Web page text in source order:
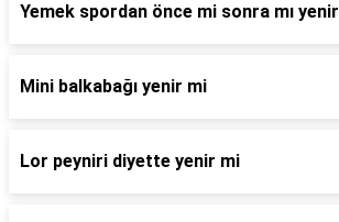
Yemek spordan önce mi sonra mı yenir
Mini balkabağı yenir mi
Lor peyniri diyette yenir mi